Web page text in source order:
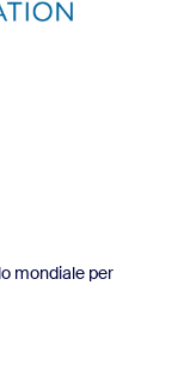
mondiale per